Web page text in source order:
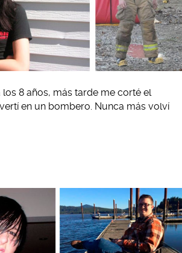
los 8 años, más tarde me corté el
en un bombero. Nunca más volví